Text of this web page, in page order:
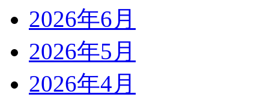
2026年6月
2026年5月
2026年4月